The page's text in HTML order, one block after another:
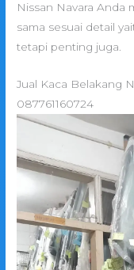
Nissan Navara Anda
sama sesuai detail
tetapi penting juga.
Jual Kaca Belakang
087761160724